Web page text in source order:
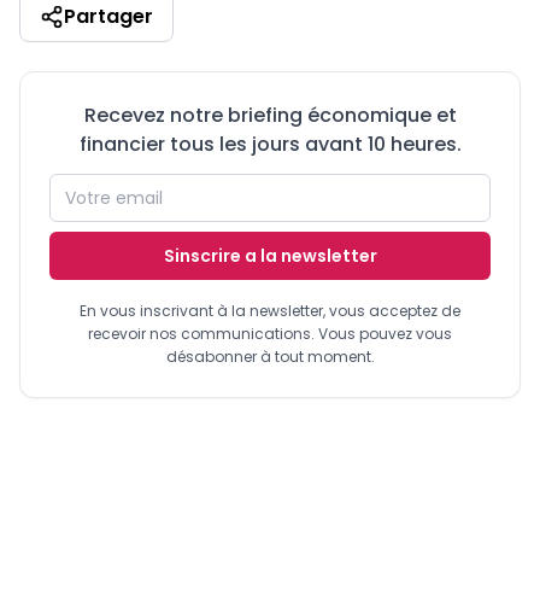
Partager
Recevez notre briefing économique et
financier tous les jours avant 10 heures.
Sinscrire a la newsletter
En vous inscrivant à la newsletter, vous acceptez de
recevoir nos communications. Vous pouvez vous
désabonner à tout moment.